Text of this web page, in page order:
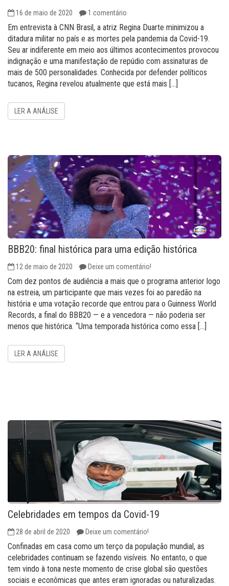
16 de maio de 2020 1 comentário
Em entrevista à CNN Brasil, a atriz Regina Duarte minimizou a
ditadura militar no país e as mortes pela pandemia da Covid-19.
Seu ar indiferente em meio aos últimos acontecimentos provocou
indignação e uma manifestação de repúdio com assinaturas de
mais de 500 personalidades. Conhecida por defender políticos
tucanos, Regina revelou atualmente que está mais […]
LER A ANÁLISE
BBB20: final histórica para uma edição histórica
12 de maio de 2020 Deixe um comentário!
Com dez pontos de audiência a mais que o programa anterior logo
na estreia, um participante que mais vezes foi ao paredão na
história e uma votação recorde que entrou para o Guinness World
Records, a final do BBB20 — e a vencedora — não poderia ser
menos que histórica. “Uma temporada histórica como essa […]
LER A ANÁLISE
Celebridades em tempos da Covid-19
28 de abril de 2020 Deixe um comentário!
Confinadas em casa como um terço da população mundial, as
celebridades continuam se fazendo visíveis. No entanto, o que
tem vindo à tona neste momento de crise global são questões
sociais e econômicas que antes eram ignoradas ou naturalizadas.